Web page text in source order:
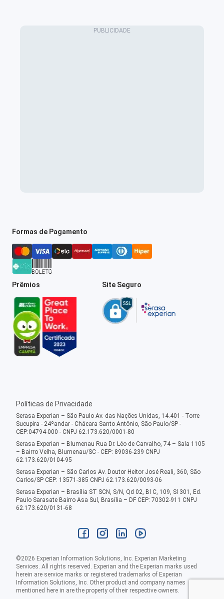
Formas de Pagamento
Prêmios Site Seguro
Políticas de Privacidade
Serasa Experian – São Paulo Av. das Nações Unidas, 14.401 - Torre
Sucupira - 24ºandar - Chácara Santo Antônio, São Paulo/SP -
CEP:04794-000 - CNPJ 62.173.620/0001-80
Serasa Experian – Blumenau Rua Dr. Léo de Carvalho, 74 – Sala 1105
– Bairro Velha, Blumenau/SC - CEP: 89036-239 CNPJ
62.173.620/0104-95
Serasa Experian – São Carlos Av. Doutor Heitor José Reali, 360, São
Carlos/SP CEP: 13571-385 CNPJ 62.173.620/0093-06
Serasa Experian – Brasília ST SCN, S/N, Qd 02, Bl C, 109, Sl 301, Ed.
Paulo Sarasate Bairro Asa Sul, Brasília – DF CEP: 70302-911 CNPJ
62.173.620/0131-68
©2026 Experian Information Solutions, Inc. Experian Marketing
Services. All rights reserved. Experian and the Experian marks used
herein are service marks or registered trademarks of Experian
Information Solutions, Inc. Other product and company names
mentioned here in are the property of their respective owners.